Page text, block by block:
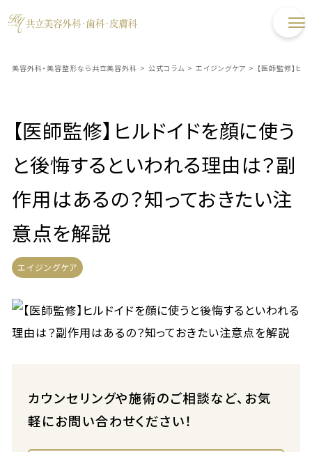
美容外科・美容整形なら共立美容外科 > 公式コラム > エイジングケア > 【医師監修】ヒ
【医師監修】ヒルドイドを顔に使う
と後悔するといわれる理由は？副
作用はあるの？知っておきたい注
意点を解説
エイジングケア
カウンセリングや施術のご相談など、お気
軽にお問い合わせください！